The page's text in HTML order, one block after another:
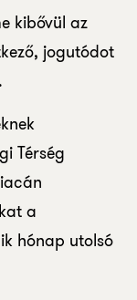
kibővül az
jogutódot
Térség
a
hónap utolsó